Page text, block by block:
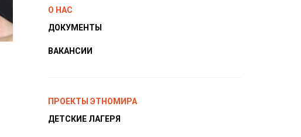
О НАС
ДОКУМЕНТЫ
ВАКАНСИИ
ПРОЕКТЫ ЭТНОМИРА
ДЕТСКИЕ ЛАГЕРЯ